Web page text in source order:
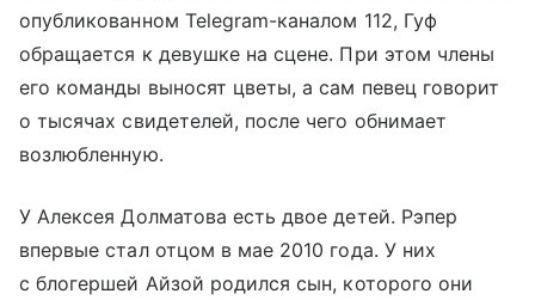
опубликованном Telegram-каналом 112, Гуф
обращается к девушке на сцене. При этом члены
его команды выносят цветы, а сам певец говорит
о тысячах свидетелей, после чего обнимает
возлюбленную.
У Алексея Долматова есть двое детей. Рэпер
впервые стал отцом в мае 2010 года. У них
с блогершей Айзой родился сын, которого они